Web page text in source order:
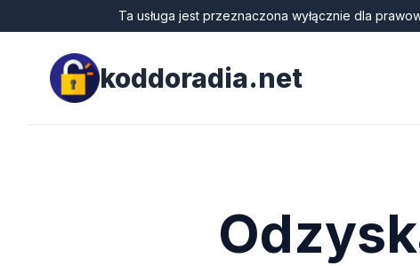
Ta usługa jest przeznaczona wyłącznie dla
koddoradia.net